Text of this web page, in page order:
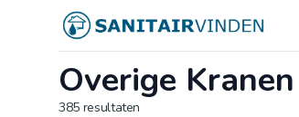
Logo sanitairvinden.nl
Overige Kranen
385 resultaten